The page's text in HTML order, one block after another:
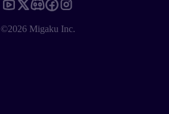
©2026 Migaku Inc.